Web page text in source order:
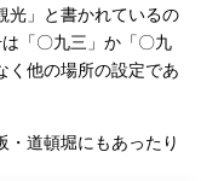
光」と書かれているの
「〇九三」か「〇九
く他の場所の設定であ
・道頓堀にもあったり